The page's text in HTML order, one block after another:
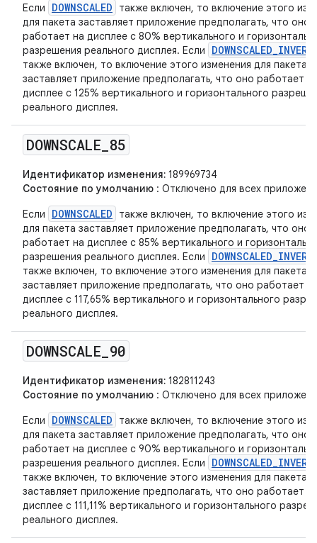
Если
DOWNSCALED
также включен, то включение этого
для пакета заставляет приложение предполагать, что оно
работает на дисплее с 80% вертикального и
разрешения реального дисплея. Если
также включен, то включение этого изменения для пакета
заставляет приложение предполагать, что оно работает
дисплее с 125% вертикального и горизонтального
реального дисплея.
DOWNSCALE 85
Идентификатор изменения: 189969734
Состояние по умолчанию : Отключено для всех
Если
DOWNSCALED
также включен, то включение этого
для пакета заставляет приложение предполагать, что оно
работает на дисплее с 85% вертикального и
разрешения реального дисплея. Если
также включен, то включение этого изменения для пакета
заставляет приложение предполагать, что оно работает
дисплее с 117,65% вертикального и горизонтального
реального дисплея.
DOWNSCALE 90
Идентификатор изменения: 182811243
Состояние по умолчанию : Отключено для всех
Если
DOWNSCALED
также включен, то включение этого
для пакета заставляет приложение предполагать, что оно
работает на дисплее с 90% вертикального и
разрешения реального дисплея. Если
также включен, то включение этого изменения для пакета
заставляет приложение предполагать, что оно работает
дисплее с 111,11% вертикального и горизонтального
реального дисплея.